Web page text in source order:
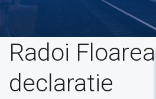
Radoi Floarea
declaratie